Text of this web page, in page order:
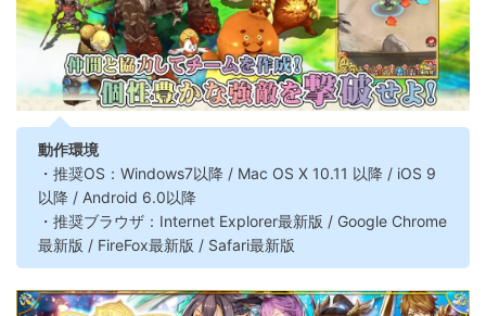
動作環境
・推奨OS：Windows7以降 / Mac OS X 10.11 以降 / iOS 9
以降 / Android 6.0以降
・推奨ブラウザ：Internet Explorer最新版 / Google Chrome
最新版 / FireFox最新版 / Safari最新版